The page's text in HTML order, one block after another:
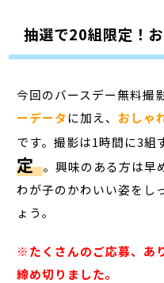
抽選で20組限定！
今回のバースデー無料撮
ーデータ に加え、 おしゃ
です。撮影は1時間に3組
定 。興味のある方は早
わが子のかわいい姿をし
ょう。
※たくさんのご応募、あ
締め切りました。